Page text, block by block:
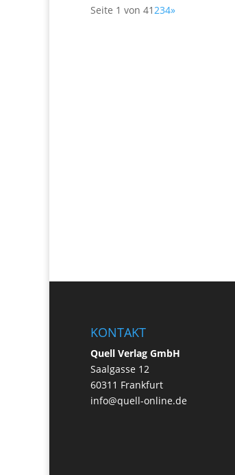
Seite 1 von 41234»
KONTAKT
Quell Verlag GmbH
Saalgasse 12
60311 Frankfurt
info@quell-online.de